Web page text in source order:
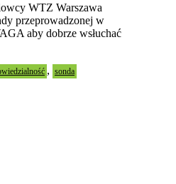
WTZ Warszawa
przeprowadzonej w
aby dobrze wsłuchać
, sonda